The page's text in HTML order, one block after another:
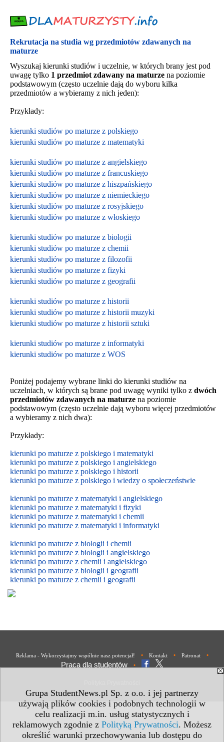
Grupa StudentNews.pl Sp. z o.o. i jej partnerzy
używają plików cookies i podobnych technologii w
celu realizacji m.in. usług statystycznych i
reklamowych zgodnie z Polityką Prywatności. Możesz
określić warunki przechowywania lub dostępu do
Rekrutacja na studia wg przedmiotów zdawanych na
maturze
Wyszukaj kierunki studiów i uczelnie, w których brany jest pod
uwagę tylko 1 przedmiot zdawany na maturze na poziomie
podstawowym (często uczelnie dają do wyboru kilka
przedmiotów a wybieramy z nich jeden):
Przykłady:
kierunki studiów po maturze z polskiego
kierunki studiów po maturze z matematyki
kierunki studiów po maturze z angielskiego
kierunki studiów po maturze z francuskiego
kierunki studiów po maturze z hiszpańskiego
kierunki studiów po maturze z niemieckiego
kierunki studiów po maturze z rosyjskiego
kierunki studiów po maturze z włoskiego
kierunki studiów po maturze z biologii
kierunki studiów po maturze z chemii
kierunki studiów po maturze z filozofii
kierunki studiów po maturze z fizyki
kierunki studiów po maturze z geografii
kierunki studiów po maturze z historii
kierunki studiów po maturze z historii muzyki
kierunki studiów po maturze z historii sztuki
kierunki studiów po maturze z informatyki
kierunki studiów po maturze z WOS
Poniżej podajemy wybrane linki do kierunki studiów na
uczelniach, w których są brane pod uwagę wyniki tylko z dwóch
przedmiotów zdawanych na maturze na poziomie
podstawowym (często uczelnie dają wyboru więcej przedmiotów
a wybieramy z nich dwa):
Przykłady:
kierunki po maturze z polskiego i matematyki
kierunki po maturze z polskiego i angielskiego
kierunki po maturze z polskiego i historii
kierunki po maturze z polskiego i wiedzy o społeczeństwie
kierunki po maturze z matematyki i angielskiego
kierunki po maturze z matematyki i fizyki
kierunki po maturze z matematyki i chemii
kierunki po maturze z matematyki i informatyki
kierunki po maturze z biologii i chemii
kierunki po maturze z biologii i angielskiego
kierunki po maturze z chemii i angielskiego
kierunki po maturze z biologii i geografii
kierunki po maturze z chemii i geografii
Reklama - Wykorzystajmy wspólnie nasz potencjał! • Kontakt • Patronat •
Praca dla studentów •